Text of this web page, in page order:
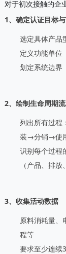
对于初次接触的企
1、确定认证目标
选定具体产品
定义功能单位
划定系统边界
2、绘制生命周期
列出所有过
装→分销→使
识别每个过程
（产品、排放
3、收集活动数据
原料消耗量、
程等
要求至少连续